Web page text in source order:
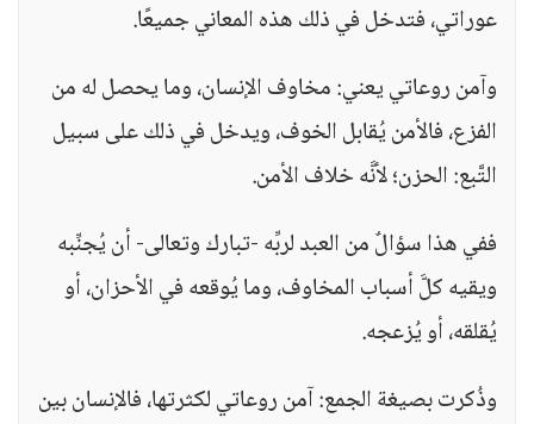
عوراتي، فتدخل في ذلك هذه المعاني جميعًا.
وآمن روعاتي يعني: مخاوف الإنسان، وما يحصل له من
الفزع، فالأمن يُقابل الخوف، ويدخل في ذلك على سبيل
التَّبع: الحزن؛ لأنَّه خلاف الأمن.
ففي هذا سؤالٌ من العبد لربِّه -تبارك وتعالى- أن يُجنِّبه
ويقيه كلَّ أسباب المخاوف، وما يُوقعه في الأحزان، أو
يُقلقه، أو يُزعجه.
وذُكرت بصيغة الجمع: آمن روعاتي لكثرتها، فالإنسان بين